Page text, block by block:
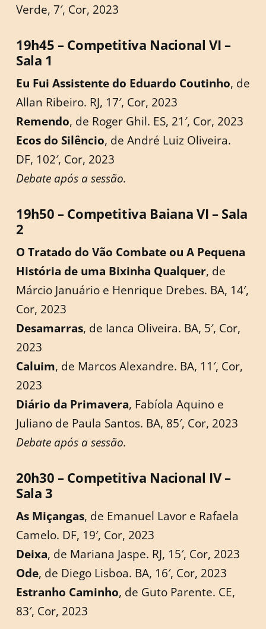
Verde, 7′, Cor, 2023
19h45 – Competitiva Nacional VI –
Sala 1
Eu Fui Assistente do Eduardo Coutinho, de
Allan Ribeiro. RJ, 17′, Cor, 2023
Remendo, de Roger Ghil. ES, 21′, Cor, 2023
Ecos do Silêncio, de André Luiz Oliveira.
DF, 102′, Cor, 2023
Debate após a sessão.
19h50 – Competitiva Baiana VI – Sala
2
O Tratado do Vão Combate ou A Pequena
História de uma Bixinha Qualquer, de
Márcio Januário e Henrique Drebes. BA, 14′,
Cor, 2023
Desamarras, de Ianca Oliveira. BA, 5′, Cor,
2023
Caluim, de Marcos Alexandre. BA, 11′, Cor,
2023
Diário da Primavera, Fabíola Aquino e
Juliano de Paula Santos. BA, 85′, Cor, 2023
Debate após a sessão.
20h30 – Competitiva Nacional IV –
Sala 3
As Miçangas, de Emanuel Lavor e Rafaela
Camelo. DF, 19′, Cor, 2023
Deixa, de Mariana Jaspe. RJ, 15′, Cor, 2023
Ode, de Diego Lisboa. BA, 16′, Cor, 2023
Estranho Caminho, de Guto Parente. CE,
83′, Cor, 2023